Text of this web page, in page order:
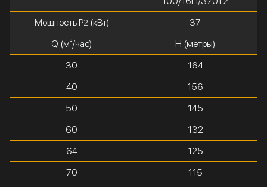
Мощность P2(кВт)
37
Q (м³/час)
H (метры)
30
164
40
156
50
145
60
132
64
125
70
115